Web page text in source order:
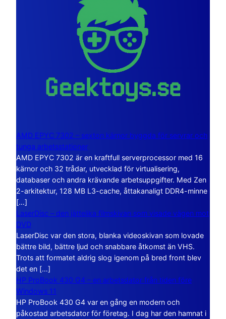
AMD EPYC 7302 – sexton kärnor byggda för servrar och
tunga arbetsstationer
AMD EPYC 7302 är en kraftfull serverprocessor med 16
kärnor och 32 trådar, utvecklad för virtualisering,
databaser och andra krävande arbetsuppgifter. Med Zen
2-arkitektur, 128 MB L3-cache, åttakanaligt DDR4-minne
[…]
LaserDisc – den jättelika filmskivan som visade vägen mot
DVD
LaserDisc var den stora, blanka videoskivan som lovade
bättre bild, bättre ljud och snabbare åtkomst än VHS.
Trots att formatet aldrig slog igenom på bred front blev
det en […]
HP ProBook 430 G4 – en arbetsdator från tiden före
Windows 11
HP ProBook 430 G4 var en gång en modern och
påkostad arbetsdator för företag. I dag har den hamnat i